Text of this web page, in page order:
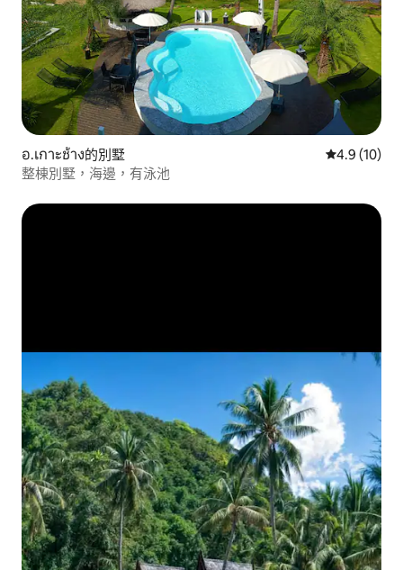
อ.เกาะช้าง的別墅 從 10 則評
4.9 (10)
整棟別墅，海邊，有泳池